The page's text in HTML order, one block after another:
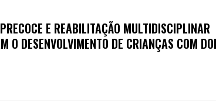
E REABILITAÇÃO MULTIDISCIPLINAR
O DESENVOLVIMENTO DE CRIANÇAS COM